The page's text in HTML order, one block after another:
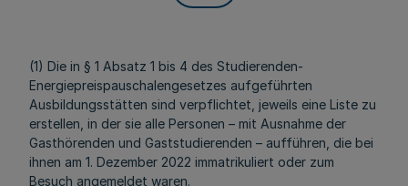
(1) Die in § 1 Absatz 1 bis 4 des Studierenden-
Energiepreispauschalengesetzes aufgeführten
Ausbildungsstätten sind verpflichtet, jeweils eine Liste zu
erstellen, in der sie alle Personen – mit Ausnahme der
Gasthörenden und Gaststudierenden – aufführen, die bei
ihnen am 1. Dezember 2022 immatrikuliert oder zum
Besuch angemeldet waren.